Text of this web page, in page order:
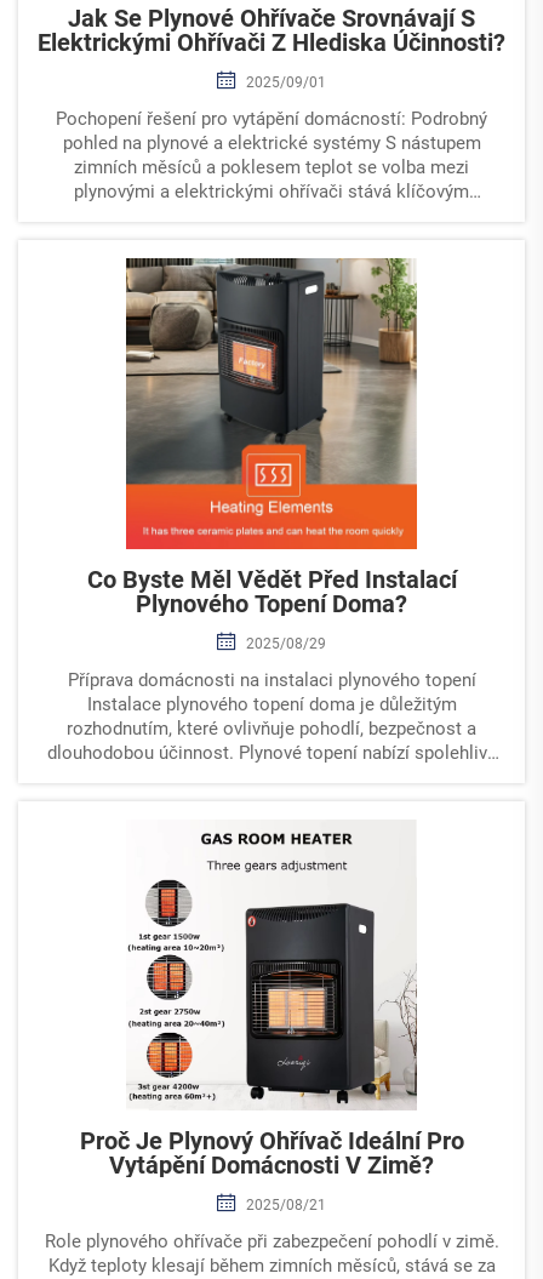
Jak Se Plynové Ohřívače Srovnávají S
Elektrickými Ohřívači Z Hlediska Účinnosti?
2025/09/01
Pochopení řešení pro vytápění domácností: Podrobný
pohled na plynové a elektrické systémy S nástupem
zimních měsíců a poklesem teplot se volba mezi
plynovými a elektrickými ohřívači stává klíčovým
Co Byste Měl Vědět Před Instalací
Plynového Topení Doma?
2025/08/29
Příprava domácnosti na instalaci plynového topení
Instalace plynového topení doma je důležitým
rozhodnutím, které ovlivňuje pohodlí, bezpečnost a
dlouhodobou účinnost. Plynové topení nabízí spolehlivé
Proč Je Plynový Ohřívač Ideální Pro
Vytápění Domácnosti V Zimě?
2025/08/21
Role plynového ohřívače při zabezpečení pohodlí v zimě.
Když teploty klesají během zimních měsíců, stává se za